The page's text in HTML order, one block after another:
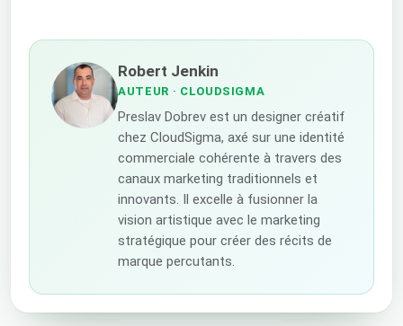
Robert Jenkin
AUTEUR · CLOUDSIGMA
Preslav Dobrev est un designer créatif
chez CloudSigma, axé sur une identité
commerciale cohérente à travers des
canaux marketing traditionnels et
innovants. Il excelle à fusionner la
vision artistique avec le marketing
stratégique pour créer des récits de
marque percutants.